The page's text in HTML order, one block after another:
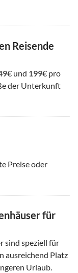
Reisende
€ und 199€ pro
der Unterkunft
Preise oder
für
sind speziell für
ausreichend Platz
Urlaub.